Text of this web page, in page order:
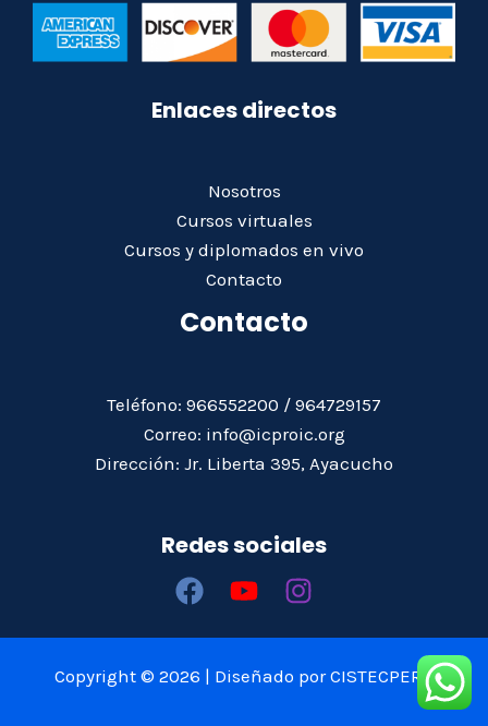
Enlaces directos
Nosotros
Cursos virtuales
Cursos y diplomados en vivo
Contacto
Contacto
Teléfono: 966552200 / 964729157
Correo: info@icproic.org
Dirección: Jr. Liberta 395, Ayacucho
Redes sociales
Copyright © 2026 | Diseñado por CISTECPERÚ